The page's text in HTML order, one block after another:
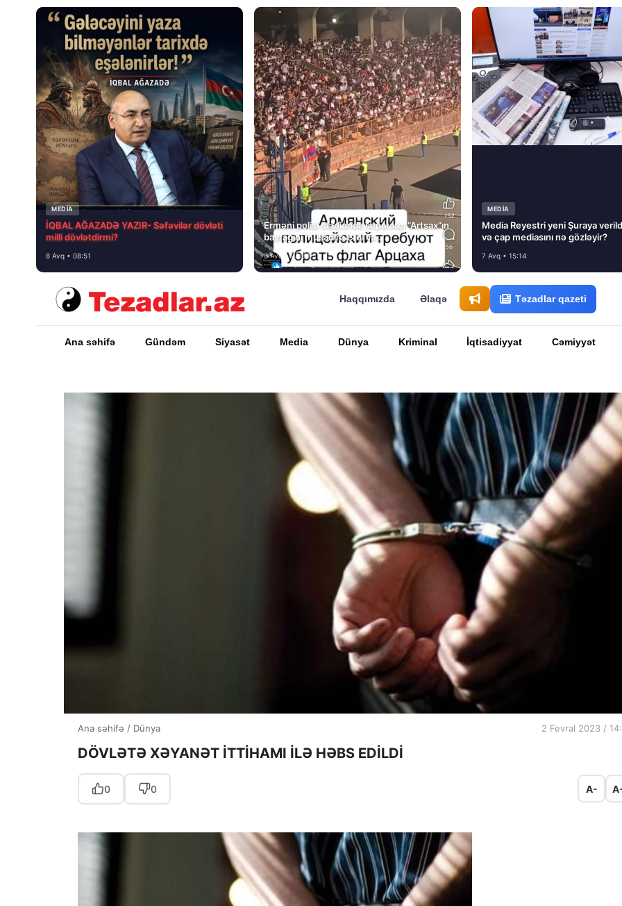
MEDİA
İQBAL AĞAZADƏ YAZIR- Səfəvilər dövləti
milli dövlətdirmi?
8 Avq • 08:51
Erməni polisi stadionda separatçı “Artsax”ın
bayrağını müsadirə etdi və…
8 Avq • 08:39
MEDİA
Media Reyestri yeni Şuraya
və çap mediasını nə gözləyir?
7 Avq • 15:14
Haqqımızda Əlaqə Təzadlar qazeti
Ana səhifə Gündəm Siyasət Media Dünya Kriminal İqtisadiyyat Cəmiyyət
Ana səhifə / Dünya 2 Fevral 2023 /
DÖVLƏTƏ XƏYANƏT İTTİHAMI İLƏ HƏBS EDİLDİ
0 0 A-